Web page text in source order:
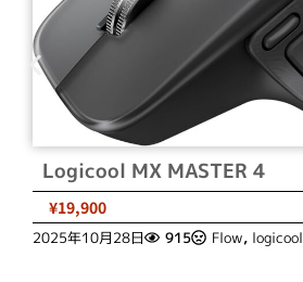
Logicool MX MASTER 4
¥19,900
2025年10月28日 915 Flow, logicool